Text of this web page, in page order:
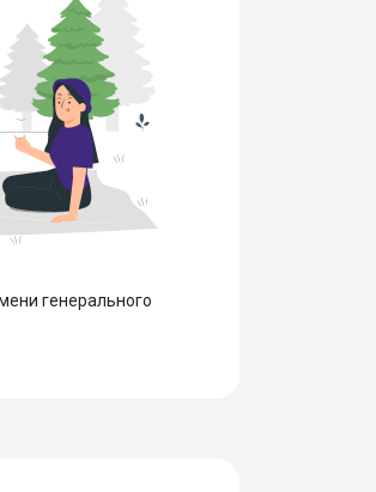
генерального